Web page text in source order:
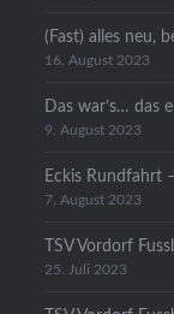
(Fast) alles neu,
16. August 2023
Das war’s… das
9. August 2023
Eckis Rundfahrt
7. August 2023
TSV Vordorf
25. Juli 2023